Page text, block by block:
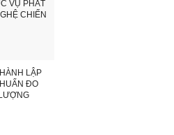
VỤ PHÁT
CHIẾN
LẬP
ĐO